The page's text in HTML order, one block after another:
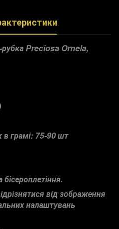
рубка Preciosa Ornela,
в грамі: 75-90 шт
від зображення
налаштувань